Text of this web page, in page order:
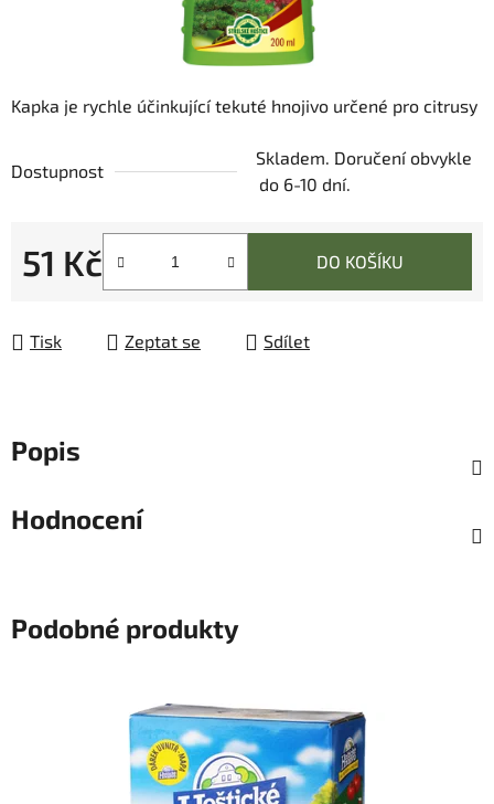
Kapka je rychle účinkující tekuté hnojivo určené pro citrusy
Dostupnost
Skladem. Doručení obvykle
do 6-10 dní.
51 Kč
Měrná cena:
DO KOŠÍKU
Tisk Zeptat se Sdílet
Popis
Hodnocení
Podobné produkty